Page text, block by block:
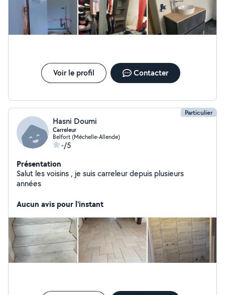
Voir le profil Contacter
Particulier
Hasni Doumi
Carreleur
Belfort (Méchelle-Allende)
-/5
Présentation
Salut les voisins , je suis carreleur depuis plusieurs
années
Aucun avis pour l'instant